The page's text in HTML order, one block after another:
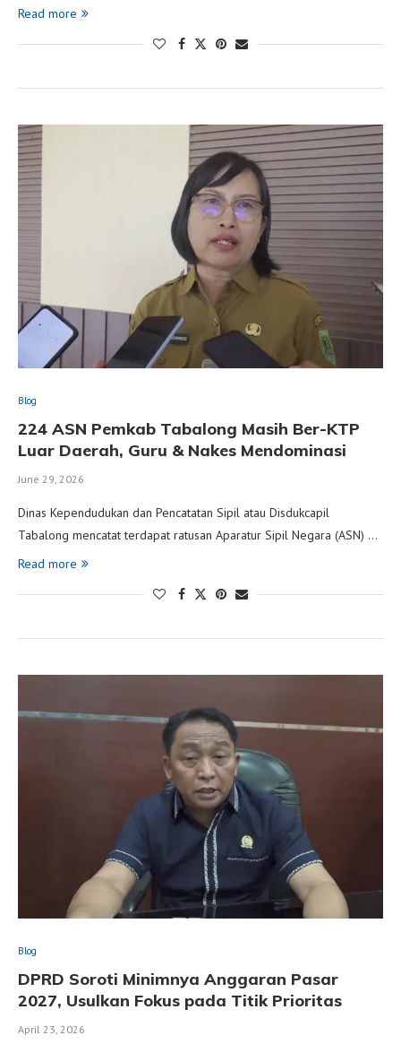
Read more
Blog
224 ASN Pemkab Tabalong Masih Ber-KTP
Luar Daerah, Guru & Nakes Mendominasi
June 29, 2026
Dinas Kependudukan dan Pencatatan Sipil atau Disdukcapil
Tabalong mencatat terdapat ratusan Aparatur Sipil Negara (ASN) …
Read more
Blog
DPRD Soroti Minimnya Anggaran Pasar
2027, Usulkan Fokus pada Titik Prioritas
April 23, 2026